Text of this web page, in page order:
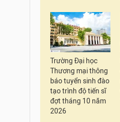
Trường Đại học
Thương mại thông
báo tuyển sinh đào
tạo trình độ tiến sĩ
đợt tháng 10 năm
2026